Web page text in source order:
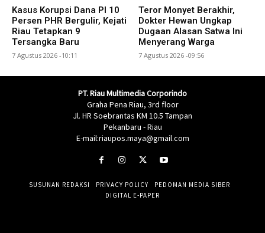
Kasus Korupsi Dana PI 10
Persen PHR Bergulir, Kejati
Riau Tetapkan 9
Tersangka Baru
7 Agustus 2026 -10:11
Teror Monyet Berakhir,
Dokter Hewan Ungkap
Dugaan Alasan Satwa Ini
Menyerang Warga
7 Agustus 2026 -09:56
PT. Riau Multimedia Corporindo
Graha Pena Riau, 3rd floor
Jl. HR Soebrantas KM 10.5 Tampan
Pekanbaru - Riau
E-mail:riaupos.maya@gmail.com
SUSUNAN REDAKSI PRIVACY POLICY
PEDOMAN MEDIA SIBER
DIGITAL E-PAPER